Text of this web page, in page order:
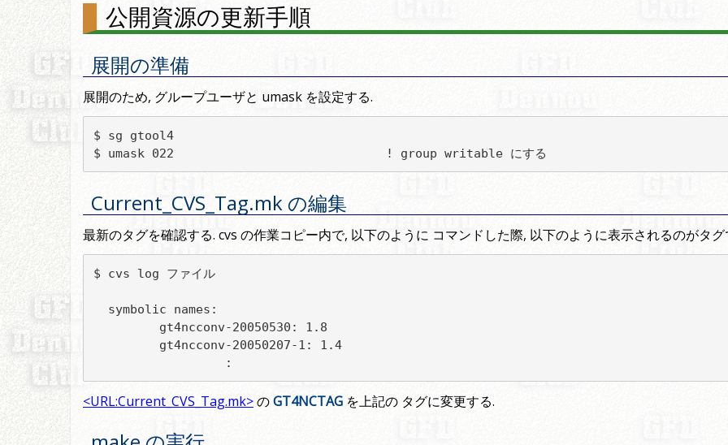
公開資源の更新手順
展開の準備
展開のため, グループユーザと umask を設定する.
$ sg gtool4
$ umask 022				! group writable にする
Current_CVS_Tag.mk の編集
最新のタグを確認する. cvs の作業コピー内で, 以下のように コマンドした際, 以下のように表示されるのがタグ
$ cvs log ファイル
  symbolic names:
         gt4ncconv-20050530: 1.8
         gt4ncconv-20050207-1: 1.4
                  :
<URL:Current_CVS_Tag.mk>のGT4NCTAG を上記の タグに変更する.